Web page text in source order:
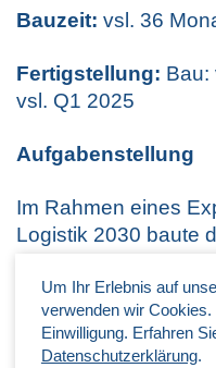
Bauzeit: vsl. 36
Fertigstellung: Bau:
vsl. Q1 2025
Aufgabenstellung
Im Rahmen eines
Logistik 2030 baute
bestehende
Am Standort
Um Ihr Erlebnis auf
verwenden wir
Einwilligung. Erfahren
Datenschutzerklärung.